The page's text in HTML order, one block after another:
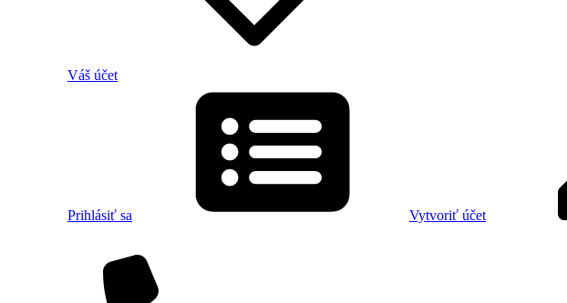
Váš účet
Prihlásiť sa Vytvoriť účet